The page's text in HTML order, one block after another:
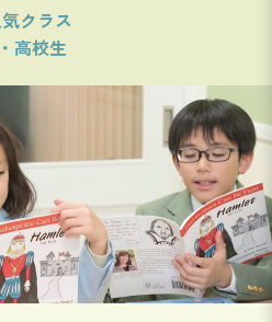
クラス
高校生